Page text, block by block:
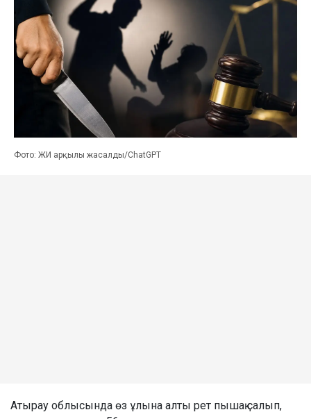
Фото: ЖИ арқылы жасалды/ChatGPT
Атырау облысында өз ұлына алты рет пышақ салып,